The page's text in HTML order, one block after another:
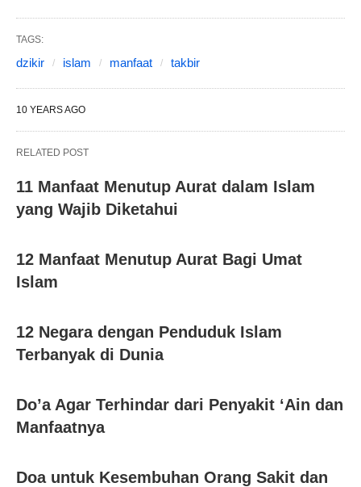
TAGS:
dzikir islam manfaat takbir
10 YEARS AGO
RELATED POST
11 Manfaat Menutup Aurat dalam Islam
yang Wajib Diketahui
12 Manfaat Menutup Aurat Bagi Umat
Islam
12 Negara dengan Penduduk Islam
Terbanyak di Dunia
Do’a Agar Terhindar dari Penyakit ‘Ain dan
Manfaatnya
Doa untuk Kesembuhan Orang Sakit dan